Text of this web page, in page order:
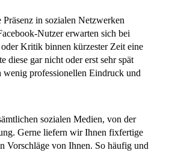
in sozialen Netzwerken
Nutzer erwarten sich bei
Kritik binnen kürzester Zeit eine
diese gar nicht oder erst sehr spät
wenig professionellen Eindruck und
sozialen Medien, von der
Gerne liefern wir Ihnen fixfertige
Vorschläge von Ihnen. So häufig und